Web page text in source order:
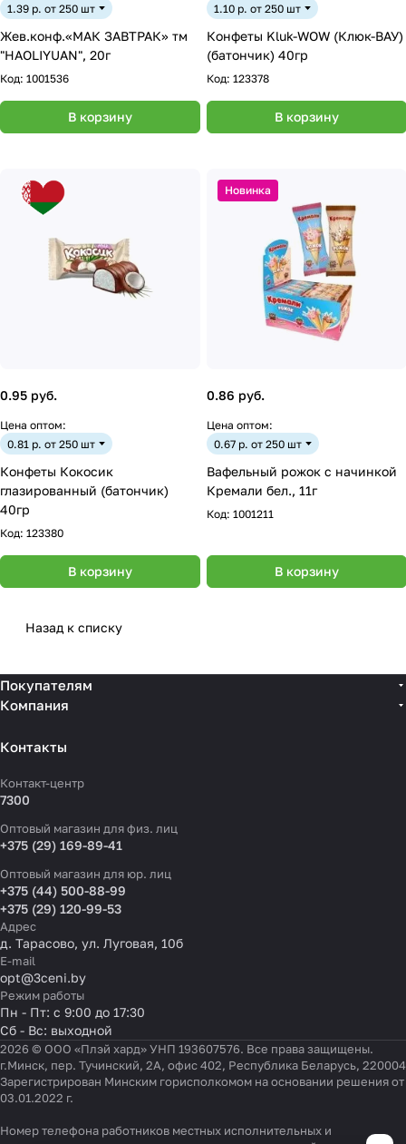
1.39 р. от 250 шт
Жев.конф.«МАК ЗАВТРАК» тм
"HAOLIYUAN", 20г
Код: 1001536
В корзину
1.10 р. от 250 шт
Конфеты Kluk-WOW (Клюк-ВАУ)
(батончик) 40гр
Код: 123378
В корзину
0.95 руб.
Цена оптом:
0.81 р. от 250 шт
Конфеты Кокосик
глазированный (батончик)
40гр
Код: 123380
В корзину
Новинка
0.86 руб.
Цена оптом:
0.67 р. от 250 шт
Вафельный рожок с начинкой
Кремали бел., 11г
Код: 1001211
В корзину
Назад к списку
Покупателям
Компания
Контакты
Контакт-центр
7300
Оптовый магазин для физ. лиц
+375 (29) 169-89-41
Оптовый магазин для юр. лиц
+375 (44) 500-88-99
+375 (29) 120-99-53
Адрес
д. Тарасово, ул. Луговая, 10б
E-mail
opt@3ceni.by
Режим работы
Пн - Пт: с 9:00 до 17:30
Сб - Вс: выходной
2026 © ООО «Плэй хард» УНП 193607576. Все права защищены.
г.Минск, пер. Тучинский, 2А, офис 402, Республика Беларусь, 220004
Зарегистрирован Минским горисполкомом на основании решения от
03.01.2022 г.
Номер телефона работников местных исполнительных и
Настройки файлов cookie